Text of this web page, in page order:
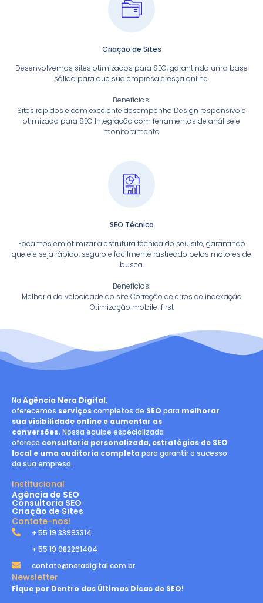
Criação de Sites
Desenvolvemos sites otimizados para SEO, garantindo uma base
sólida para que sua empresa cresça online.
Benefícios:
Sites rápidos e com excelente desempenho Design responsivo e
otimizado para SEO Integração com ferramentas de análise e
monitoramento
SEO Técnico
Focamos em otimizar a estrutura técnica do seu site, garantindo
que ele seja rápido, seguro e facilmente rastreado pelos motores de
busca.
Benefícios:
Melhoria da velocidade do site Correção de erros de indexação
Otimização mobile-first
Na Agência Nera Digital,
oferecemos serviçoscompletos de SEO para melhorar
sua visibilidade online e aumentar as
conversões. Nossa equipe especializada
oferece consultoria personalizada, estratégias de SEO
local e uma auditoria completa para garantir o sucesso
da sua empresa.
Institucional
Agência de SEO
Consultoria SEO
Criação de Sites
Contate-nos!
+ 55 19 33993314
+ 55 19 982261404
contato@neradigital.com.br
Newsletter
Fique por Dentro das Últimas Dicas de SEO!